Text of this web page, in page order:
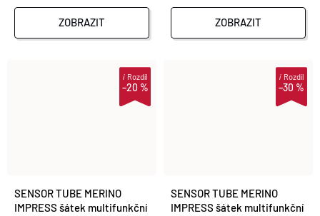
ZOBRAZIT ZOBRAZIT
–20 %
iRozdíl
SENSOR TUBE MERINO
IMPRESS šátek multifunkční
–30 %
iRozdíl
SENSOR TUBE MERINO
IMPRESS šátek multifunkční